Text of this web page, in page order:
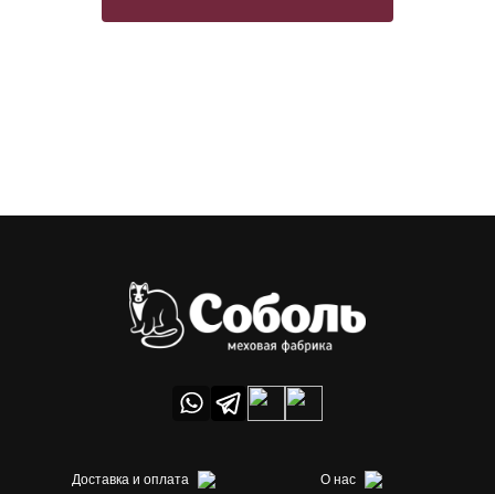
Доставка и оплата О нас